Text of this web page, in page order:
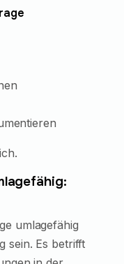
umlagefähig
sein. Es betrifft